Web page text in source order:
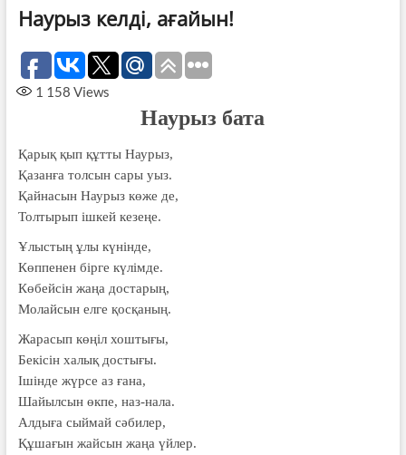
Наурыз келді, ағайын!
1 158 Views
Наурыз бата
Қарық қып құтты Наурыз,
Қазанға толсын сары уыз.
Қайнасын Наурыз көже де,
Толтырып ішкей кезеңе.
Ұлыстың ұлы күнінде,
Көппенен бірге күлімде.
Көбейсін жаңа достарың,
Молайсын елге қосқаның.
Жарасып көңіл хоштығы,
Бекісін халық достығы.
Ішінде жүрсе аз ғана,
Шайылсын өкпе, наз-нала.
Алдыға сыймай сәбилер,
Құшағын жайсын жаңа үйлер.